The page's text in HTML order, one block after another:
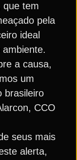
que tem
pela
ideal
a causa,
um
brasileiro
CCO
seus mais
alerta,